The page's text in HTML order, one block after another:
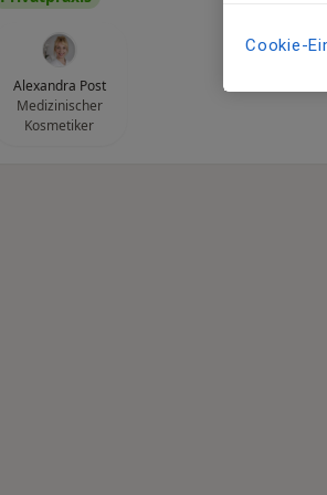
Alexandra Post
Medizinischer
Kosmetiker
Cookie-